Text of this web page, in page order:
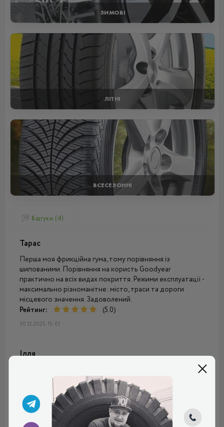
ЗИМОВІ
ЛІТНІ
ВСЕСЕЗОННІ
Відгуки (4)
Тарас
Перша моя фрикційна гума, тому порівняння із
шипованими. Порівняння на користь Goodyear
практично на всіх видах покриття. Режими експлуатації -
максимально різноманітне: місто, траси та дороги
місцевого значення. Задоволений.
Рейтинг:
(5.0)
30.12.2025, 15:01
Ілля
Не знаю, що тут можна сказати. Шини брав у тому році,
вони дуже добрі, рекомендую. Машина стала помітно
краще слухатись, особливо це видно на мокрому
асфальті. На снігу, звичайно, теж все чудово. Зчеплення
набагато краще, ніж інші моделі преміум-сегмента.
Порівнюю з Бріджстоун і Піреллі, які раніше брав.